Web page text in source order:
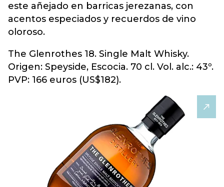
este añejado en barricas jerezanas, con
acentos especiados y recuerdos de vino
oloroso.
The Glenrothes 18. Single Malt Whisky.
Origen: Speyside, Escocia. 70 cl. Vol. alc.: 43º.
PVP: 166 euros (US$182).